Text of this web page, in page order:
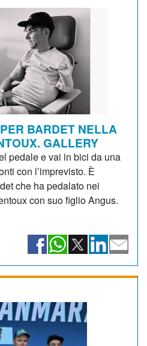
BARDET NELLA
GALLERY
pedale e vai in bici da una
con l’imprevisto. È
che ha pedalato nei
con suo figlio Angus.